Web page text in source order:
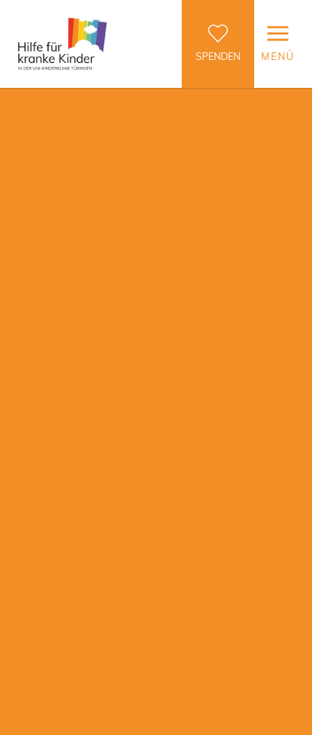
SPENDEN MENÜ